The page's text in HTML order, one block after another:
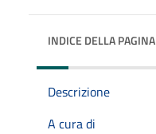
INDICE DELLA PAGINA
Descrizione
A cura di